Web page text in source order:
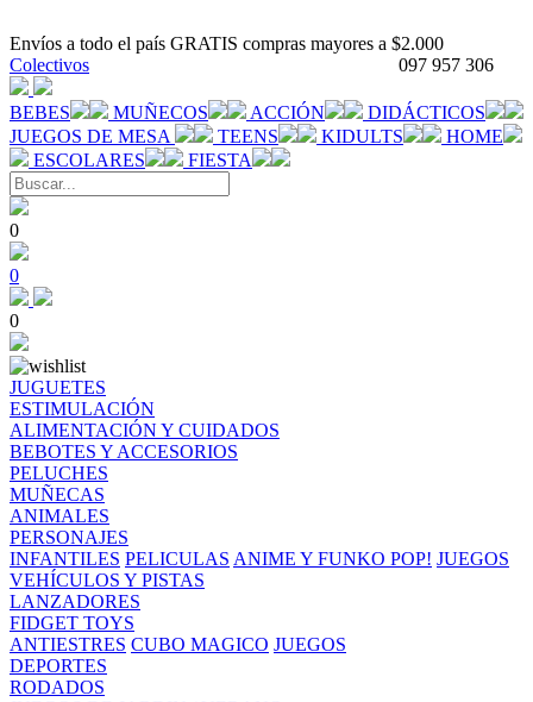
Envíos a todo el país GRATIS compras mayores a $2.000
097 957 306
Colectivos
BEBES MUÑECOS ACCIÓN
DIDÁCTICOS
JUEGOS DE MESA
TEENS KIDULTS
HOME
ESCOLARES
FIESTA
0
0
0
JUGUETES
ESTIMULACIÓN
ALIMENTACIÓN Y CUIDADOS
BEBOTES Y ACCESORIOS
PELUCHES
MUÑECAS
ANIMALES
PERSONAJES
INFANTILES PELICULAS ANIME Y FUNKO POP! JUEGOS
VEHÍCULOS Y PISTAS
LANZADORES
FIDGET TOYS
ANTIESTRES CUBO MAGICO JUEGOS
DEPORTES
RODADOS